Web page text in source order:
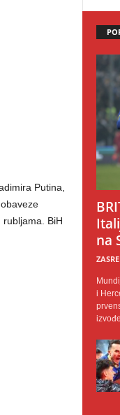
Putina,
BiH
na
i